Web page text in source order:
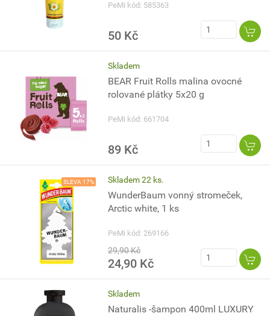
PeMi kód: 585363
50 Kč
Skladem
BEAR Fruit Rolls malina ovocné
rolované plátky 5x20 g
PeMi kód: 661704
89 Kč
SLEVA 17% Skladem 22 ks.
WunderBaum vonný stromeček,
Arctic white, 1 ks
PeMi kód: 269166
29,90 Kč
24,90 Kč
Skladem
Naturalis -šampon 400ml LUXURY